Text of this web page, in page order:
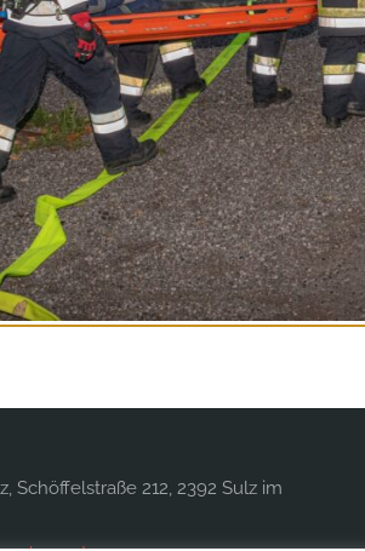
Schöffelstraße 212, 2392 Sulz im